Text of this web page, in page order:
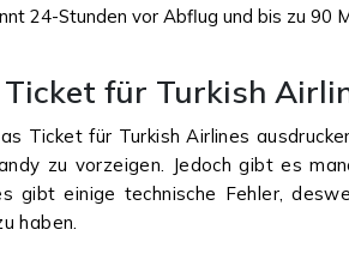
24-Stunden vor Abflug und bis zu 90
für Turkish
Ticket für Turkish Airlines
zu vorzeigen. Jedoch gibt es
gibt einige technische Fehler,
haben.